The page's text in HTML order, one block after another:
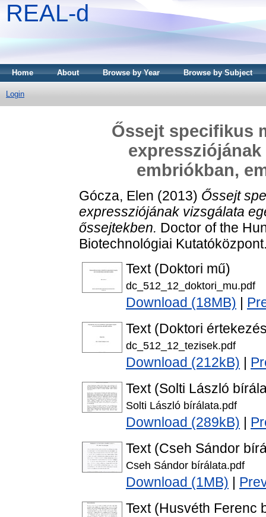
REAL-d
Home About Browse by Year Browse by Subject
Login
Őssejt specifikus
embriókban,
Gócza, Elen (2013) Őssejt
expressziójának vizsgálata
őssejtekben. Doctor of the
Biotechnológiai
Text (Doktori mű)
dc_512_12_doktori_mu.pdf
Download (18MB)
Text (Doktori
dc_512_12_tezisek.pdf
Download (212kB)
Text (Solti László
Solti László bírálata.pdf
Download (289kB)
Text (Cseh Sándor
Cseh Sándor bírálata.pdf
Download (1MB)
Text (Husvéth Ferenc